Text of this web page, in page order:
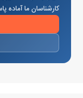
کارشناسان ما